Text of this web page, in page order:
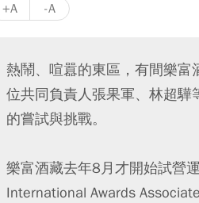
+A -A
熱鬧、喧囂的東區，有間樂富
位共同負責人張果軍、林超
的嘗試與挑戰。
樂富酒藏去年8月才開始試營
International Awards